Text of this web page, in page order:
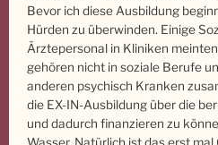
Bevor ich diese Ausbildung
Hürden zu überwinden. Einige
Ärztepersonal in Kliniken
gehören nicht in soziale Berufe
anderen psychisch Kranken
die EX-IN-Ausbildung über die
und dadurch finanzieren zu
Wasser. Natürlich ist das erst mal